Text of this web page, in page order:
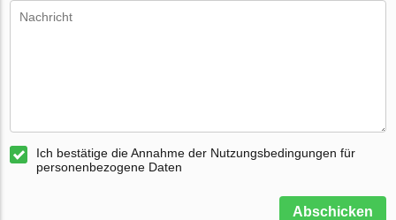
Ich bestätige die Annahme der Nutzungsbedingungen für
personenbezogene Daten
Abschicken